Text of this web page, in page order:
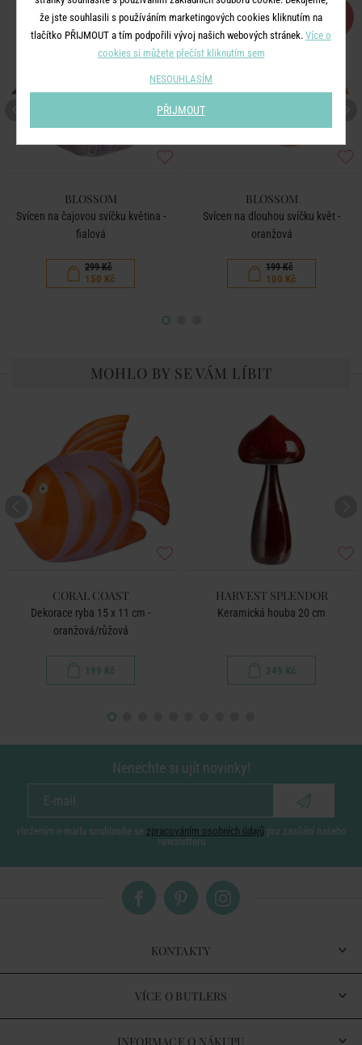
-50%
BLOSSOM
Svícen na čajovou svíčku květina -
fialová
299 Kč
150 Kč
-50
BLOSSOM
Svícen na dlouhou svíčku květ -
oranžová
199 Kč
100 Kč
MOHLO BY SE VÁM LÍBIT
CORAL COAST
Dekorace ryba 15 x 11 cm -
oranžová/růžová
199 Kč
HARVEST SPLENDOR
Keramická houba 20 cm
249 Kč
Nenechte si ujít novinky!
vložením e-mailu souhlasíte se zpracováním osobních údajů pro zasílání našeho
newsletteru
KONTAKTY
VÍCE O BUTLERS
INFORMACE O NÁKUPU
že jste souhlasili s používáním marketingových cookies kliknutím na
tlačítko PŘIJMOUT a tím podpořili vývoj našich webových stránek. Více o
cookies si můžete přečíst kliknutím sem
NESOUHLASÍM
PŘIJMOUT